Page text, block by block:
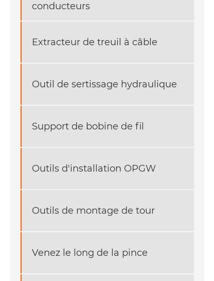
conducteurs
Extracteur de treuil à câble
Outil de sertissage hydraulique
Support de bobine de fil
Outils d'installation OPGW
Outils de montage de tour
Venez le long de la pince